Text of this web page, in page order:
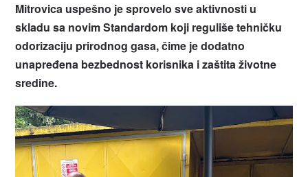
Mitrovica uspešno je sprovelo sve aktivnosti u
skladu sa novim Standardom koji reguliše tehničku
odorizaciju prirodnog gasa, čime je dodatno
unapređena bezbednost korisnika i zaštita životne
sredine.